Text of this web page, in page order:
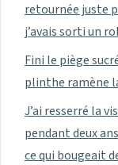
retournée juste
j’avais sorti un
Fini le piège
plinthe ramène
J’ai resserré la
pendant deux
ce qui bougeait